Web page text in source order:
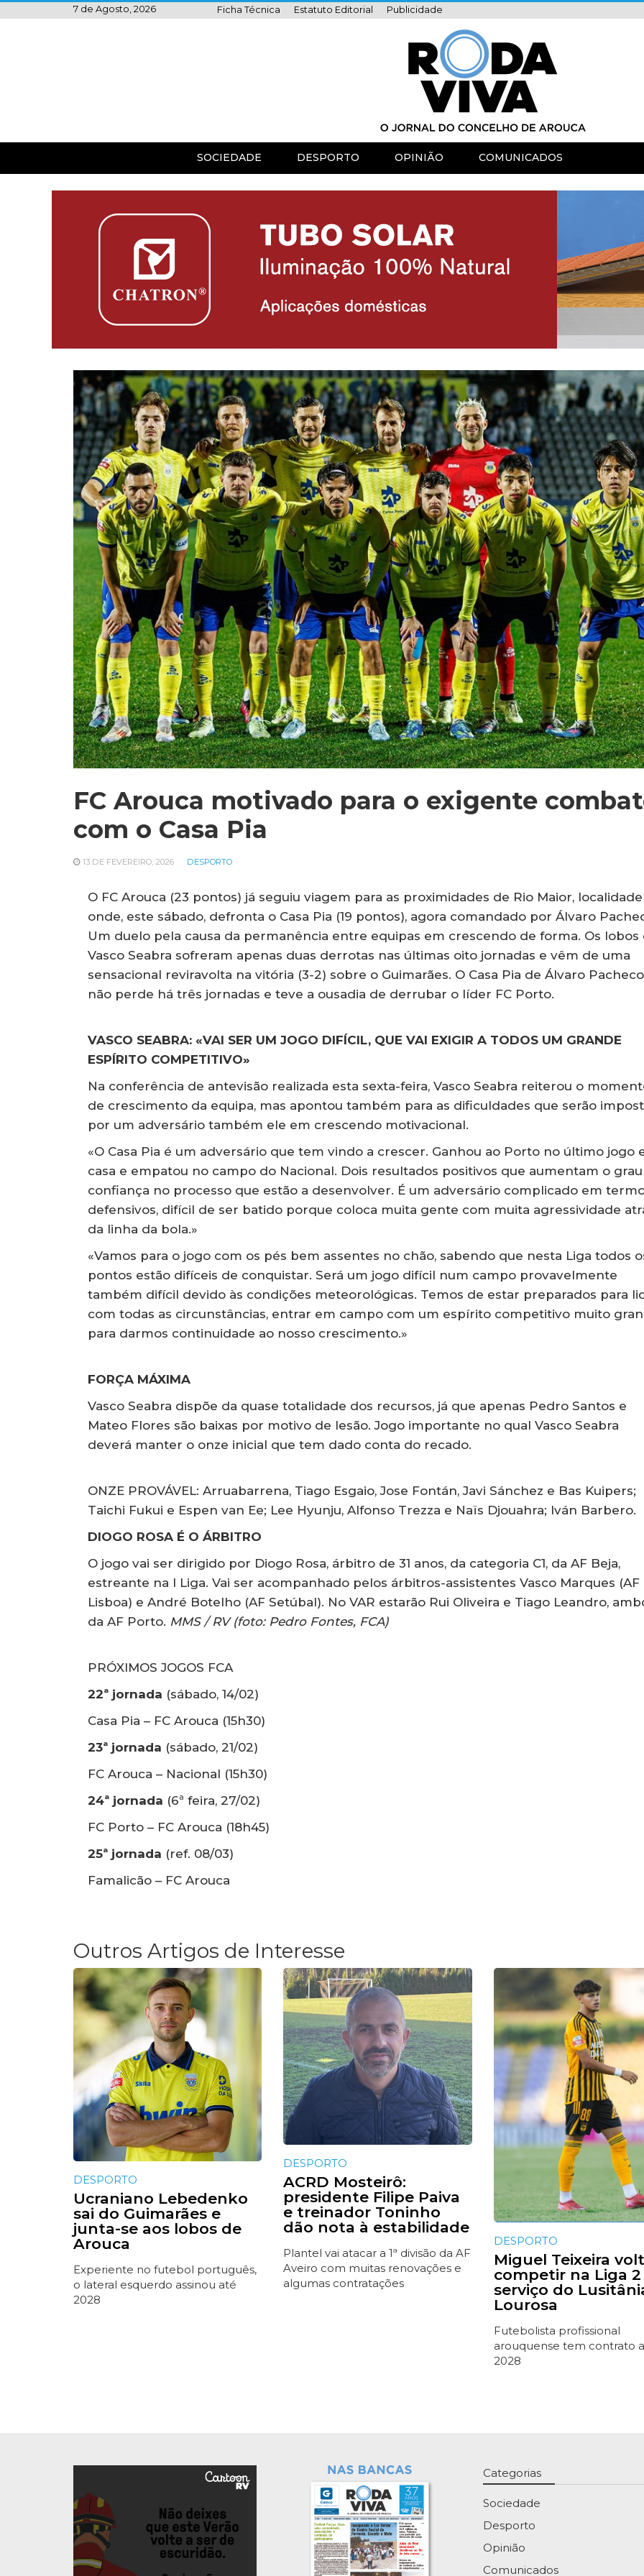
Skip
to
7 de Agosto, 2026 Ficha Técnica Estatuto Editorial Publicidade
SOCIEDADE DESPORTO OPINIÃO COMUNICADOS
FC Arouca motivado para o exigente
com o Casa Pia
13 DE FEVEREIRO, 2026 DESPORTO
O FC Arouca (23 pontos) já seguiu viagem para as proximidades de Rio Maior, localidade
onde, este sábado, defronta o Casa Pia (19 pontos), agora comandado por Álvaro
Um duelo pela causa da permanência entre equipas em crescendo de forma. Os lobos
Vasco Seabra sofreram apenas duas derrotas nas últimas oito jornadas e vêm de uma
sensacional reviravolta na vitória (3-2) sobre o Guimarães. O Casa Pia de Álvaro Pacheco
não perde há três jornadas e teve a ousadia de derrubar o líder FC Porto.
VASCO SEABRA: «VAI SER UM JOGO DIFÍCIL, QUE VAI EXIGIR A TODOS UM GRANDE
ESPÍRITO COMPETITIVO»
Na conferência de antevisão realizada esta sexta-feira, Vasco Seabra reiterou o
de crescimento da equipa, mas apontou também para as dificuldades que serão
por um adversário também ele em crescendo motivacional.
«O Casa Pia é um adversário que tem vindo a crescer. Ganhou ao Porto no último jogo
casa e empatou no campo do Nacional. Dois resultados positivos que aumentam o
confiança no processo que estão a desenvolver. É um adversário complicado em
defensivos, difícil de ser batido porque coloca muita gente com muita agressividade
da linha da bola.»
«Vamos para o jogo com os pés bem assentes no chão, sabendo que nesta Liga todos
pontos estão difíceis de conquistar. Será um jogo difícil num campo provavelmente
também difícil devido às condições meteorológicas. Temos de estar preparados para
com todas as circunstâncias, entrar em campo com um espírito competitivo muito
para darmos continuidade ao nosso crescimento.»
FORÇA MÁXIMA
Vasco Seabra dispõe da quase totalidade dos recursos, já que apenas Pedro Santos e
Mateo Flores são baixas por motivo de lesão. Jogo importante no qual Vasco Seabra
deverá manter o onze inicial que tem dado conta do recado.
ONZE PROVÁVEL: Arruabarrena, Tiago Esgaio, Jose Fontán, Javi Sánchez e Bas Kuipers;
Taichi Fukui e Espen van Ee; Lee Hyunju, Alfonso Trezza e Naïs Djouahra; Iván Barbero.
DIOGO ROSA É O ÁRBITRO
O jogo vai ser dirigido por Diogo Rosa, árbitro de 31 anos, da categoria C1, da AF Beja,
estreante na I Liga. Vai ser acompanhado pelos árbitros-assistentes Vasco Marques (AF
Lisboa) e André Botelho (AF Setúbal). No VAR estarão Rui Oliveira e Tiago Leandro,
da AF Porto. MMS / RV (foto: Pedro Fontes, FCA)
PRÓXIMOS JOGOS FCA
22ª jornada (sábado, 14/02)
Casa Pia – FC Arouca (15h30)
23ª jornada (sábado, 21/02)
FC Arouca – Nacional (15h30)
24ª jornada (6ª feira, 27/02)
FC Porto – FC Arouca (18h45)
25ª jornada (ref. 08/03)
Famalicão – FC Arouca
Outros Artigos de Interesse
DESPORTO
Ucraniano Lebedenko
sai do Guimarães e
junta-se aos lobos de
Arouca
Experiente no futebol português,
o lateral esquerdo assinou até
2028
DESPORTO
ACRD Mosteirô:
presidente Filipe Paiva
e treinador Toninho
dão nota à estabilidade
Plantel vai atacar a 1ª divisão da AF
Aveiro com muitas renovações e
algumas contratações
DESPORTO
Miguel Teixeira
competir na Liga 2
serviço do
Lourosa
Futebolista profissional
arouquense tem contrato
2028
Categorias
Sociedade
Desporto
Opinião
Comunicados